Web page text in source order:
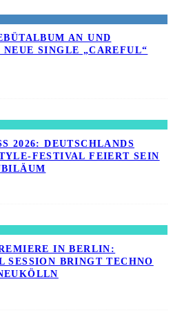
AN UND
SINGLE „CAREFUL“
2026: DEUTSCHLANDS
FESTIVAL FEIERT SEIN F
IN BERLIN:
SESSION BRINGT TECHNO